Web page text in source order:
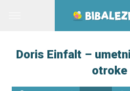
Doris Einfalt –
otroke